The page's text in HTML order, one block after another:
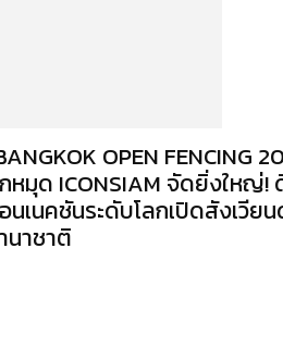
OPEN FENCING
หมุด ICONSIAM จัดยิ่งใหญ่!
นเนคชันระดับโลกเปิดสังเวีย
นาชาติ